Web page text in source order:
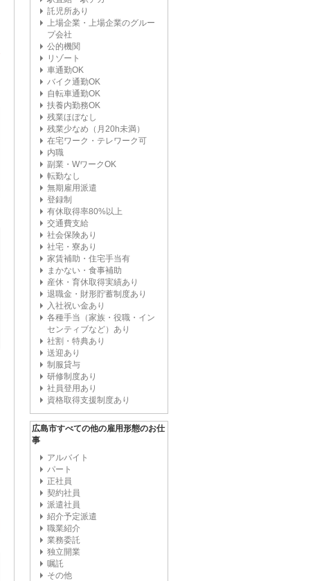
託児所あり
上場企業・上場企業のグルー
プ会社
公的機関
リゾート
車通勤OK
バイク通勤OK
自転車通勤OK
扶養内勤務OK
残業ほぼなし
残業少なめ（月20h未満）
在宅ワーク・テレワーク可
内職
副業・WワークOK
転勤なし
無期雇用派遣
登録制
有休取得率80%以上
交通費支給
社会保険あり
社宅・寮あり
家賃補助・住宅手当有
まかない・食事補助
産休・育休取得実績あり
退職金・財形貯蓄制度あり
入社祝い金あり
各種手当（家族・役職・イン
センティブなど）あり
社割・特典あり
送迎あり
制服貸与
研修制度あり
社員登用あり
資格取得支援制度あり
広島市すべての他の雇用形態のお仕
事
アルバイト
パート
正社員
契約社員
派遣社員
紹介予定派遣
職業紹介
業務委託
独立開業
嘱託
その他